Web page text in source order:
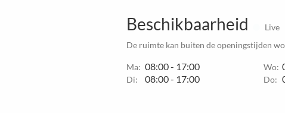
Beschikbaarheid
Live
De ruimte kan buiten de openingstijden
Ma: 08:00 - 17:00
Di: 08:00 - 17:00
Wo:
Do: